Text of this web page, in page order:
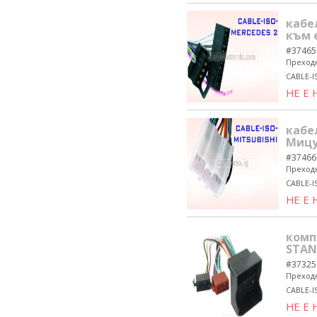
към
#37465
CABLE-
НЕ Е
#37466
CABLE-
НЕ Е
#37325
CABLE-
НЕ Е